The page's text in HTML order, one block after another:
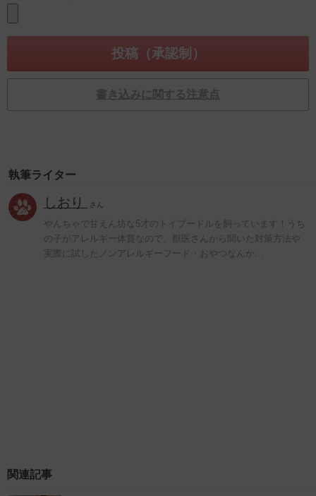
書き込みに関する注意点
執筆ライター
しおり さん
やんちゃで甘えん坊な5才のトイプードルを飼っています！うち
の子がアレルギー体質なので、獣医さんから聞いた対策方法や
実際に試したノンアレルギーフード・おやつなんか…
関連記事